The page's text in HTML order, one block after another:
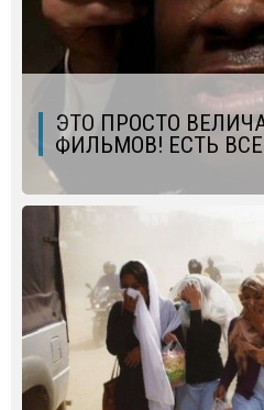
ЭТО ПРОСТО
ФИЛЬМОВ! ЕСТЬ